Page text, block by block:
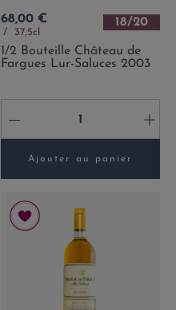
Prix
68,00 €
37,5cl
18/20
1/2 Bouteille Château de
Fargues Lur-Saluces 2003
- +
Ajouter au panier